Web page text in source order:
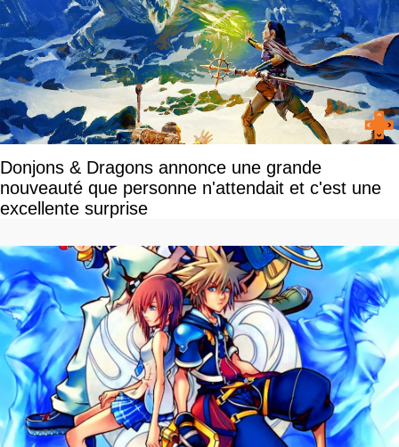
Donjons & Dragons annonce une grande
nouveauté que personne n'attendait et c'est une
excellente surprise